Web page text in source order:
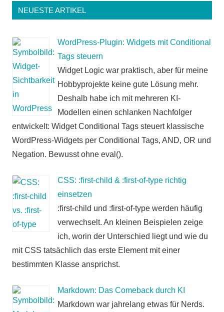
Beiträge
NEUESTE ARTIKEL
WordPress-Plugin: Widgets mit Conditional
Tags steuern
Widget Logic war praktisch, aber für meine
Hobbyprojekte keine gute Lösung mehr.
Deshalb habe ich mit mehreren KI-
Modellen einen schlanken Nachfolger
entwickelt: Widget Conditional Tags steuert klassische
WordPress-Widgets per Conditional Tags, AND, OR und
Negation. Bewusst ohne eval().
CSS: :first-child & :first-of-type richtig
einsetzen
:first-child und :first-of-type werden häufig
verwechselt. An kleinen Beispielen zeige
ich, worin der Unterschied liegt und wie du
mit CSS tatsächlich das erste Element mit einer
bestimmten Klasse ansprichst.
Markdown: Das Comeback durch KI
Markdown war jahrelang etwas für Nerds.